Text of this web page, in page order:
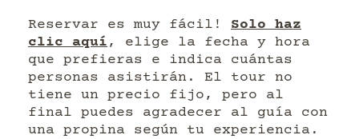
Reservar es muy fácil! Solo haz
clic aquí , elige la fecha y hora
que prefieras e indica cuántas
personas asistirán. El tour no
tiene un precio fijo, pero al
final puedes agradecer al guía con
una propina según tu experiencia.